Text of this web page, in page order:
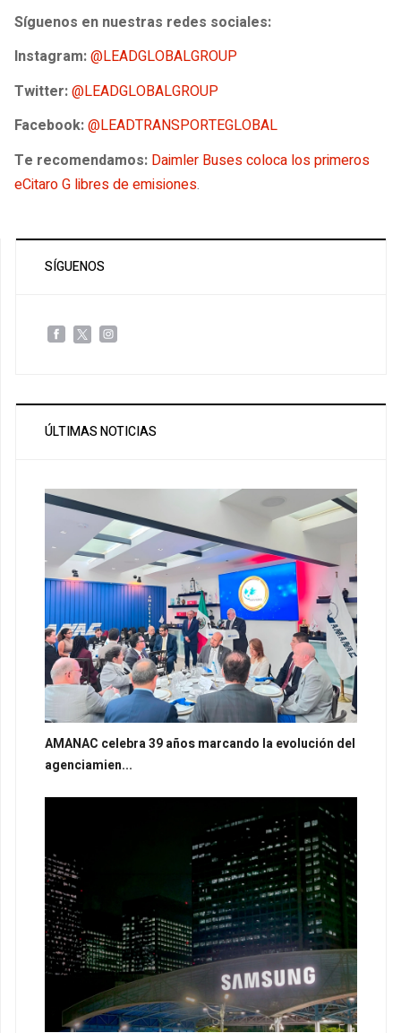
Síguenos en nuestras redes sociales:
Instagram:@LEADGLOBALGROUP
Twitter:@LEADGLOBALGROUP
Facebook:@LEADTRANSPORTEGLOBAL
Te recomendamos: Daimler Buses coloca los primeros
eCitaro G libres de emisiones.
SÍGUENOS
ÚLTIMAS NOTICIAS
AMANAC celebra 39 años marcando la evolución del
agenciamien...